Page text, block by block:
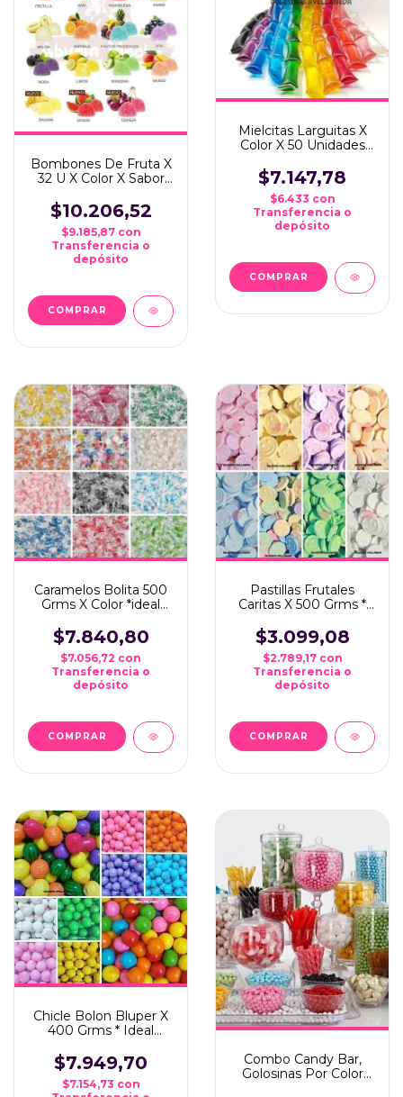
Bombones De Fruta X
32 U X Color X Sabor
$10.206,52
$9.185,87 con
Transferencia o
depósito
COMPRAR
Mielcitas Larguitas X
Color X 50 Unidades
$7.147,78
$6.433 con
Transferencia o
depósito
COMPRAR
Caramelos Bolita 500
Grms X Color *ideal
$7.840,80
$7.056,72 con
Transferencia o
depósito
COMPRAR
Pastillas Frutales
Caritas X 500 Grms *
$3.099,08
$2.789,17 con
Transferencia o
depósito
COMPRAR
Chicle Bolon Bluper X
400 Grms * Ideal
$7.949,70
$7.154,73 con
Combo Candy Bar,
Golosinas Por Color